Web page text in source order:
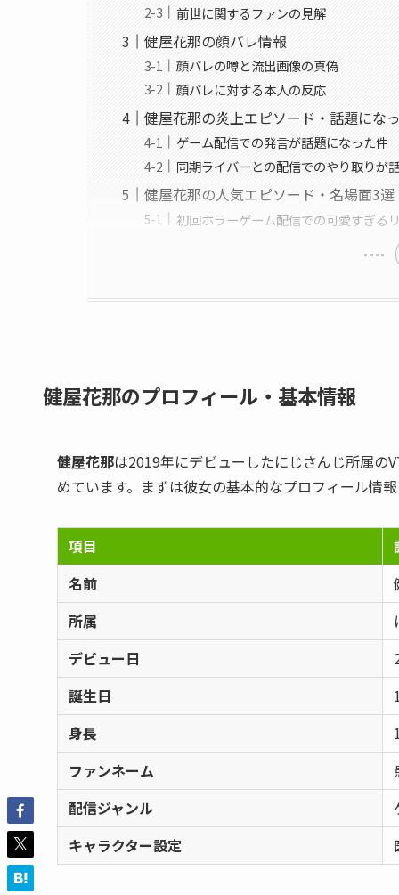
前世に関するファンの見解
健屋花那の顔バレ情報
顔バレの噂と流出画像の真偽
顔バレに対する本人の反応
健屋花那の炎上エピソード・話題にな
ゲーム配信での発言が話題になった件
同期ライバーとの配信でのやり取りが
健屋花那の人気エピソード・名場面3選
初回ホラーゲーム配信での可愛すぎる
健屋花那のプロフィール・基本情報
健屋花那は2019年にデビューしたにじさんじ所属の
めています。まずは彼女の基本的なプロフィール情
項目
名前
所属
デビュー日
誕生日
身長
ファンネーム
配信ジャンル
キャラクター設定